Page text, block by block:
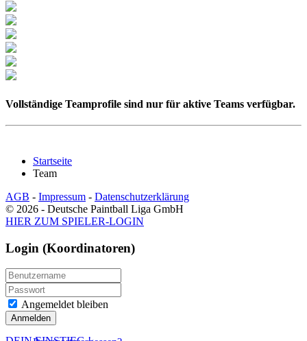
Vollständige Teamprofile sind nur für aktive Teams verfügbar.
Startseite
Team
AGB - Impressum - Datenschutzerklärung
© 2026 - Deutsche Paintball Liga GmbH
HIER ZUM SPIELER-LOGIN
Login (Koordinatoren)
Angemeldet bleiben
Anmelden